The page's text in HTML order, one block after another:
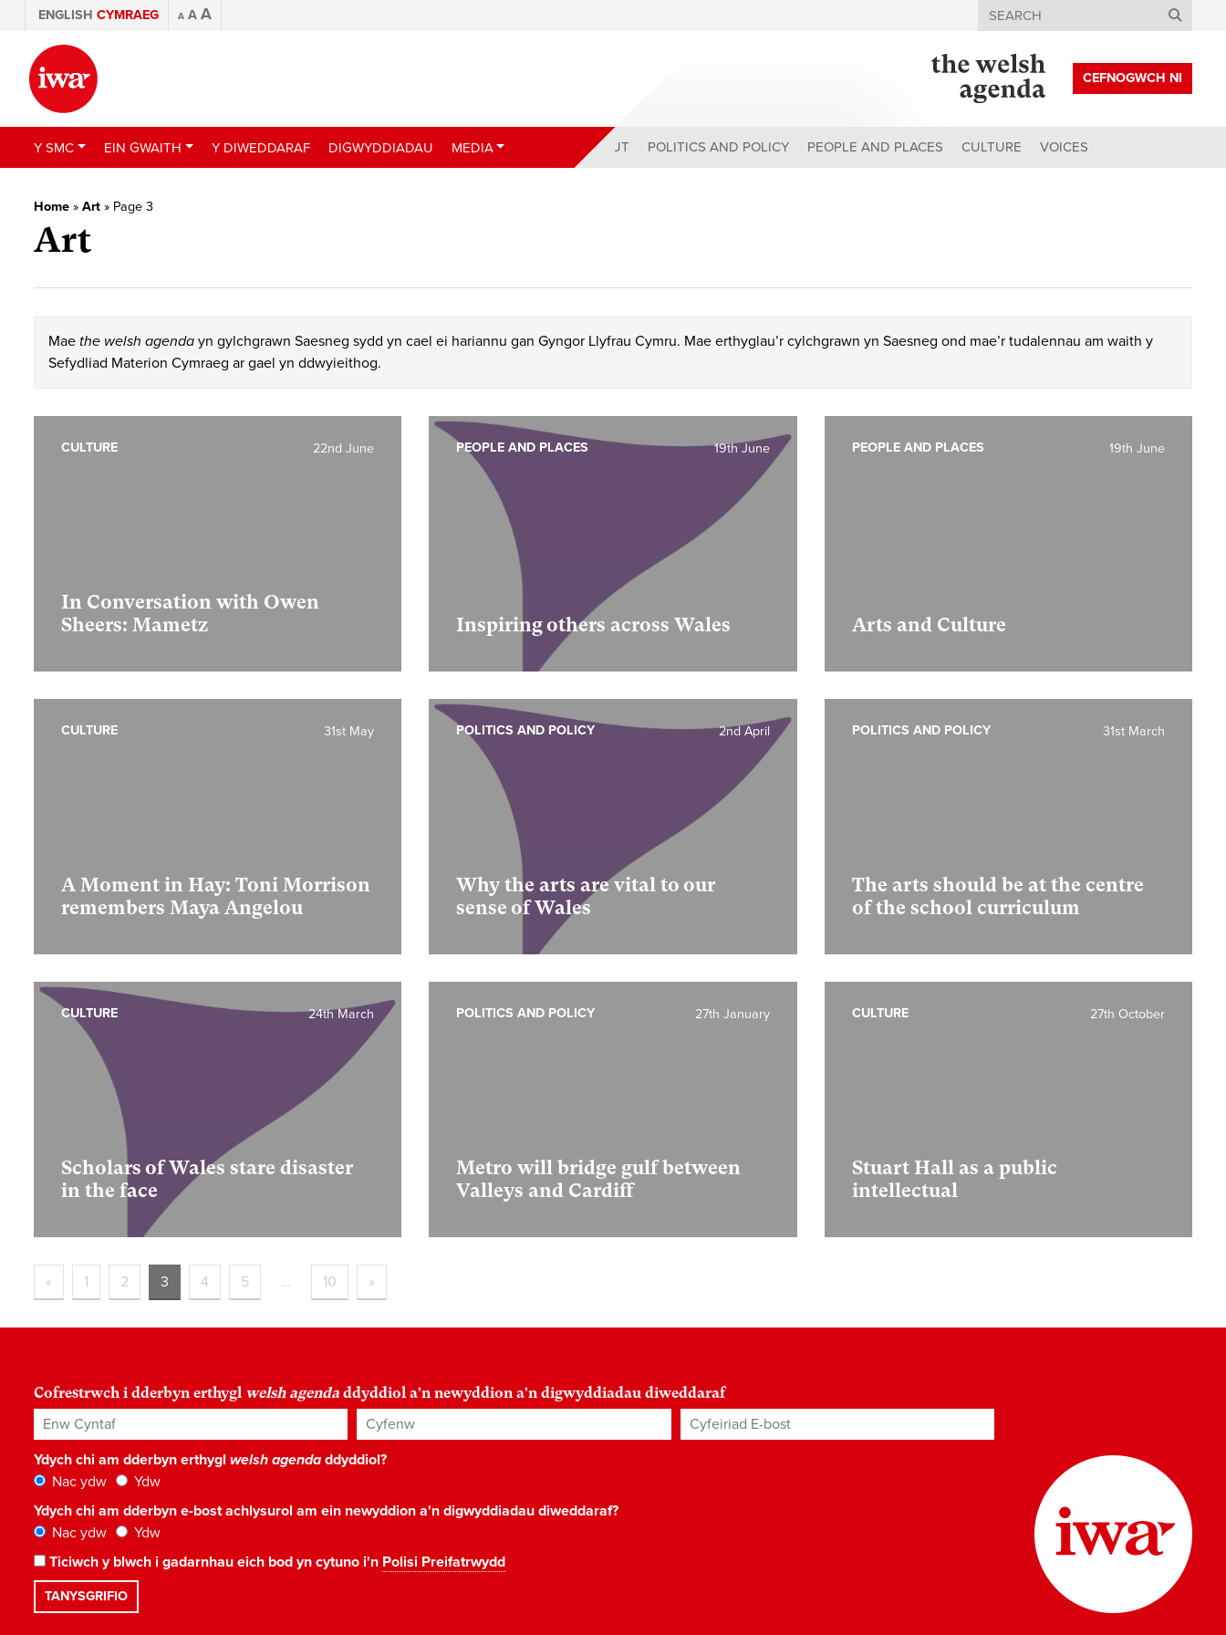
ENGLISH CYMRAEG A A A Search
CEFNOGWCH NI
Y SMC EIN GWAITH Y DIWEDDARAF DIGWYDDIADAU MEDIA ABOUT POLITICS AND POLICY PEOPLE AND PLACES CULTURE VOICES
Home » Art » Page 3
Art
Mae the welsh agenda yn gylchgrawn Saesneg sydd yn cael ei hariannu gan Gyngor Llyfrau Cymru. Mae erthyglau’r cylchgrawn yn Saesneg ond mae’r tudalennau am waith y
Sefydliad Materion Cymraeg ar gael yn ddwyieithog.
In Conversation with Owen
Sheers: Mametz
22nd June
CULTURE
Inspiring others across Wales
19th June
PEOPLE AND PLACES
Arts and Culture
19th June
PEOPLE AND PLACES
A Moment in Hay: Toni Morrison
remembers Maya Angelou
31st May
CULTURE
Why the arts are vital to our
sense of Wales
2nd April
POLITICS AND POLICY
The arts should be at the centre
of the school curriculum
31st March
POLITICS AND POLICY
Scholars of Wales stare disaster
in the face
24th March
CULTURE
Metro will bridge gulf between
Valleys and Cardiff
27th January
POLITICS AND POLICY
Stuart Hall as a public
intellectual
27th October
CULTURE
« 1 2 3 4 5 … 10 »
Cofrestrwch i dderbyn erthygl welsh agenda ddyddiol a'n newyddion a'n digwyddiadau diweddaraf
Enw Cyntaf Cyfenw Cyfeiriad E-bost*
Ydych chi am dderbyn erthygl welsh agendaddyddiol?
Nac ydw
Ydw
Ydych chi am dderbyn e-bost achlysurol am ein newyddion a'n digwyddiadau diweddaraf?
Nac ydw
Ydw
Ticiwch y blwch i gadarnhau eich bod yn cytuno i'n Polisi Preifatrwydd